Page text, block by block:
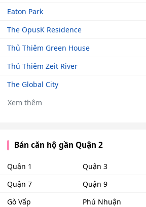
Eaton Park
The OpusK Residence
Thủ Thiêm Green House
Thủ Thiêm Zeit River
The Global City
Xem thêm
Bán căn hộ gần Quận 2
Quận 1 Quận 3
Quận 7
Quận 9
Gò Vấp
Phú Nhuận